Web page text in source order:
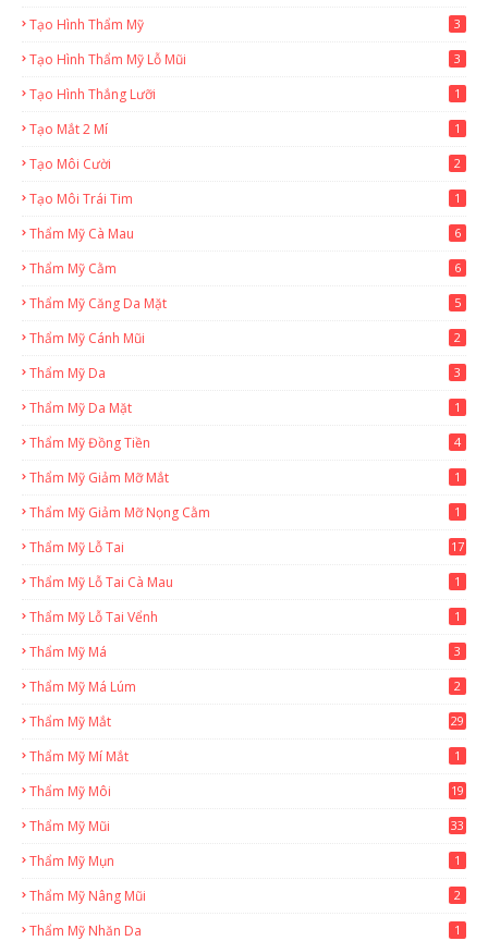
Tạo Hình Thẩm Mỹ 3
Tạo Hình Thẩm Mỹ Lỗ Mũi 3
Tạo Hình Thắng Lưỡi 1
Tạo Mắt 2 Mí 1
Tạo Môi Cười 2
Tạo Môi Trái Tim 1
Thẩm Mỹ Cà Mau 6
Thẩm Mỹ Cằm 6
Thẩm Mỹ Căng Da Mặt 5
Thẩm Mỹ Cánh Mũi 2
Thẩm Mỹ Da 3
Thẩm Mỹ Da Mặt 1
Thẩm Mỹ Đồng Tiền 4
Thẩm Mỹ Giảm Mỡ Mắt 1
Thẩm Mỹ Giảm Mỡ Nọng Cằm 1
Thẩm Mỹ Lỗ Tai 17
Thẩm Mỹ Lỗ Tai Cà Mau 1
Thẩm Mỹ Lỗ Tai Vểnh 1
Thẩm Mỹ Má 3
Thẩm Mỹ Má Lúm 2
Thẩm Mỹ Mắt 29
Thẩm Mỹ Mí Mắt 1
Thẩm Mỹ Môi 19
Thẩm Mỹ Mũi 33
Thẩm Mỹ Mụn 1
Thẩm Mỹ Nâng Mũi 2
Thẩm Mỹ Nhăn Da 1